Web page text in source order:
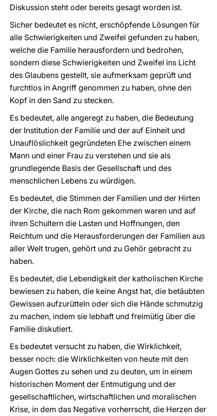
Diskussion steht oder bereits gesagt worden ist.
Sicher bedeutet es nicht, erschöpfende Lösungen für
alle Schwierigkeiten und Zweifel gefunden zu haben,
welche die Familie herausfordern und bedrohen,
sondern diese Schwierigkeiten und Zweifel ins Licht
des Glaubens gestellt, sie aufmerksam geprüft und
furchtlos in Angriff genommen zu haben, ohne den
Kopf in den Sand zu stecken.
Es bedeutet, alle angeregt zu haben, die Bedeutung
der Institution der Familie und der auf Einheit und
Unauflöslichkeit gegründeten Ehe zwischen einem
Mann und einer Frau zu verstehen und sie als
grundlegende Basis der Gesellschaft und des
menschlichen Lebens zu würdigen.
Es bedeutet, die Stimmen der Familien und der Hirten
der Kirche, die nach Rom gekommen waren und auf
ihren Schultern die Lasten und Hoffnungen, den
Reichtum und die Herausforderungen der Familien aus
aller Welt trugen, gehört und zu Gehör gebracht zu
haben.
Es bedeutet, die Lebendigkeit der katholischen Kirche
bewiesen zu haben, die keine Angst hat, die betäubten
Gewissen aufzurütteln oder sich die Hände schmutzig
zu machen, indem sie lebhaft und freimütig über die
Familie diskutiert.
Es bedeutet versucht zu haben, die Wirklichkeit,
besser noch: die Wirklichkeiten von heute mit den
Augen Gottes zu sehen und zu deuten, um in einem
historischen Moment der Entmutigung und der
gesellschaftlichen, wirtschaftlichen und moralischen
Krise, in dem das Negative vorherrscht, die Herzen der